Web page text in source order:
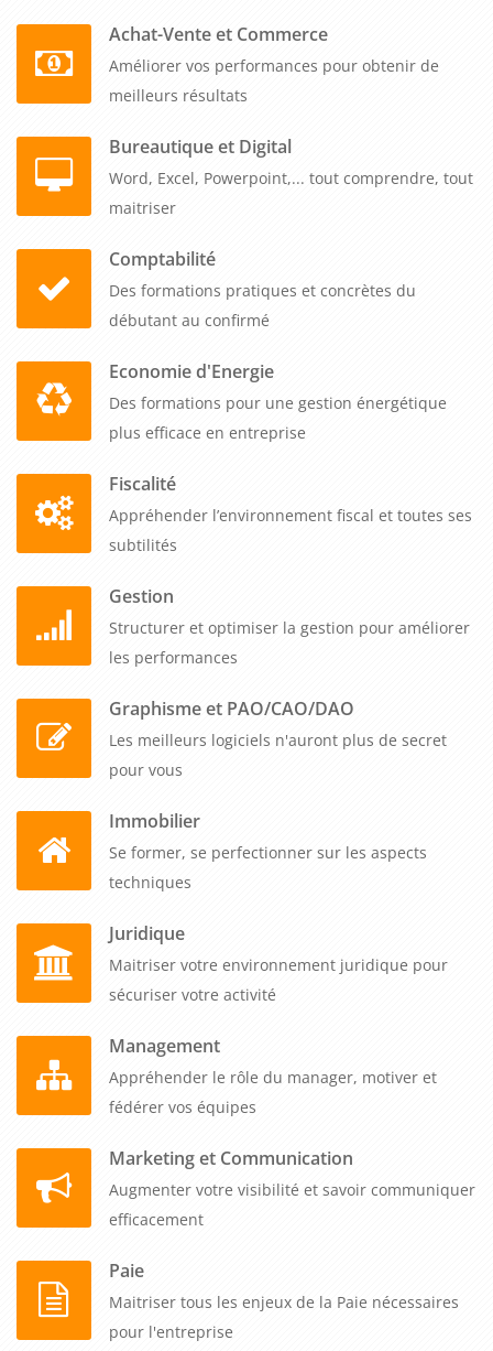
Achat-Vente et Commerce
Améliorer vos performances pour obtenir de
meilleurs résultats
Bureautique et Digital
Word, Excel, Powerpoint,... tout comprendre, tout
maitriser
Comptabilité
Des formations pratiques et concrètes du
débutant au confirmé
Economie d'Energie
Des formations pour une gestion énergétique
plus efficace en entreprise
Fiscalité
Appréhender l’environnement fiscal et toutes ses
subtilités
Gestion
Structurer et optimiser la gestion pour améliorer
les performances
Graphisme et PAO/CAO/DAO
Les meilleurs logiciels n'auront plus de secret
pour vous
Immobilier
Se former, se perfectionner sur les aspects
techniques
Juridique
Maitriser votre environnement juridique pour
sécuriser votre activité
Management
Appréhender le rôle du manager, motiver et
fédérer vos équipes
Marketing et Communication
Augmenter votre visibilité et savoir communiquer
efficacement
Paie
Maitriser tous les enjeux de la Paie nécessaires
pour l'entreprise